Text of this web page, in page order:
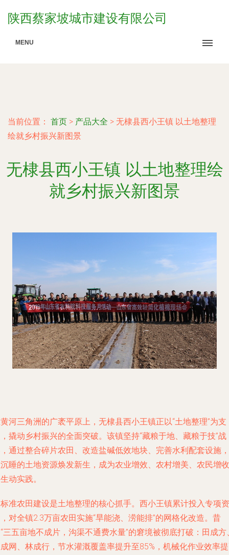
陕西蔡家坡城市建设有限公司
MENU
当前位置： 首页 > 产品大全 > 无棣县西小王镇 以土地整理
绘就乡村振兴新图景
无棣县西小王镇 以土地整理绘
就乡村振兴新图景
河三角洲的广袤平原上，无棣县西小王镇正以“土地整理”为支
撬动乡村振兴的全面突破。该镇坚持“藏粮于地、藏粮于技”战
通过整合碎片农田、改造盐碱低效地块、完善水利配套设施，
睡的土地资源焕发新生，成为农业增效、农村增美、农民增收
动实践。
准农田建设是土地整理的核心抓手。西小王镇累计投入专项资
对全镇2.3万亩农田实施“旱能浇、涝能排”的网格化改造。昔
三五亩地不成片，沟渠不通费水量”的窘境被彻底打破：田成方
网、林成行，节水灌溉覆盖率提升至85%，机械化作业效率